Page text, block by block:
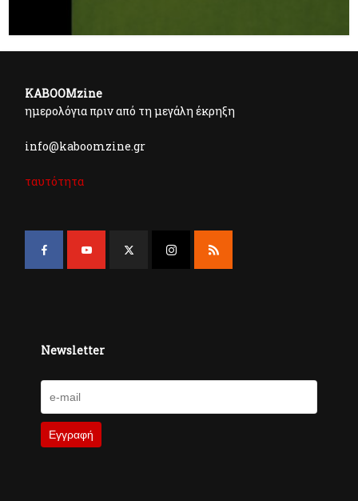
KABOOMzine
ημερολόγια πριν από τη μεγάλη έκρηξη
info@kaboomzine.gr
ταυτότητα
Newsletter